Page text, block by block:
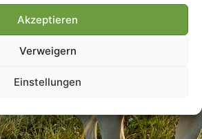
Akzeptieren
Verweigern
Einstellungen
Merci! Bis nächst
Joer!